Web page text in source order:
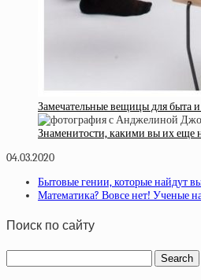
Замечательные вещицы для быта и
Знаменитости, какими вы их еще
04.03.2020
Бытовые гении, которые найдут
Математика? Вовсе нет! Ученые
Поиск по сайту